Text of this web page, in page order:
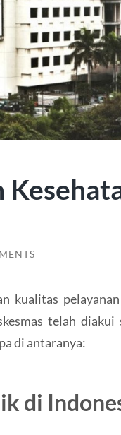
kualitas
telah diakui
di antaranya:
di